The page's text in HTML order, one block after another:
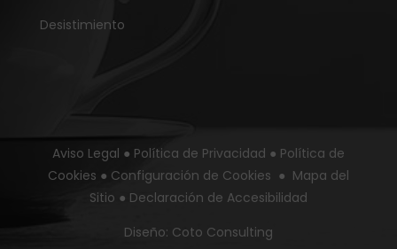
Desistimiento
Aviso Legal ● Política de Privacidad ● Política de
Cookies ● Configuración de Cookies ● Mapa del
Sitio ● Declaración de Accesibilidad
Diseño: Coto Consulting